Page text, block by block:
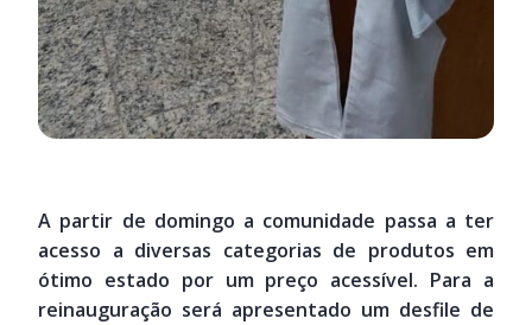
A partir de domingo a comunidade passa a ter
acesso a diversas categorias de produtos em
ótimo estado por um preço acessível. Para a
reinauguração será apresentado um desfile de